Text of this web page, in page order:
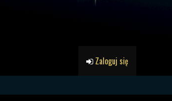
Zaloguj się